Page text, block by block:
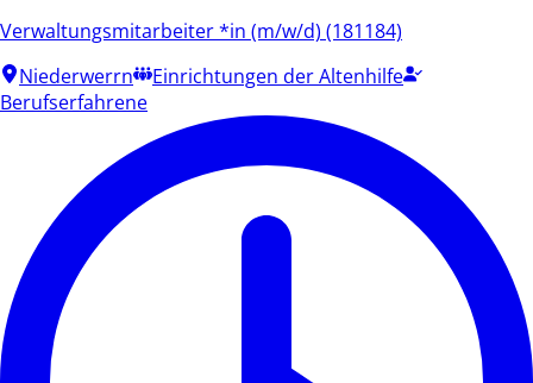
Verwaltungsmitarbeiter *in (m/w/d) (181184)
Niederwerrn
Einrichtungen der Altenhilfe
Berufserfahrene